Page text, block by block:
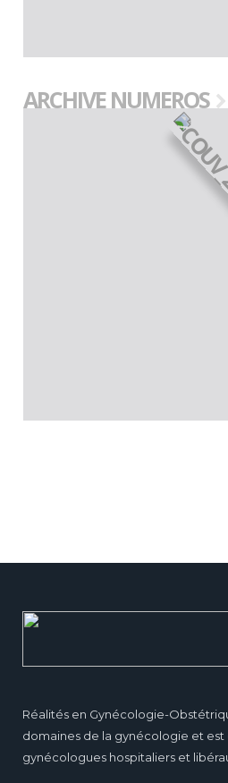
ARCHIVE NUMEROS
Réalités en Gynécologie-
domaines de la gynécologie et est
gynécologues hospitaliers et